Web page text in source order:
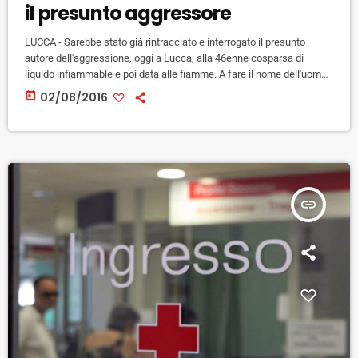
il presunto aggressore
LUCCA - Sarebbe stato già rintracciato e interrogato il presunto
autore dell'aggressione, oggi a Lucca, alla 46enne cosparsa di
liquido infiammable e poi data alle fiamme. A fare il nome dell'uomo
sarebbe stata la stessa donna aggredita, prima di essere trasportata
in ospedale. L'uomo, ascoltato in questura Lucca, avrebbe negato
today 02/08/2016
insert_link